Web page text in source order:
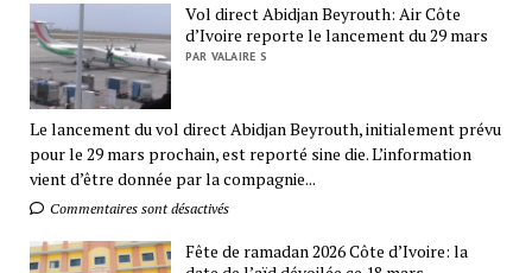
Vol direct Abidjan Beyrouth: Air Côte
d’Ivoire reporte le lancement du 29 mars
PAR VALAIRE S
Le lancement du vol direct Abidjan Beyrouth, initialement prévu
pour le 29 mars prochain, est reporté sine die. L’information
vient d’être donnée par la compagnie...
Commentaires sont désactivés
Fête de ramadan 2026 Côte d’Ivoire: la